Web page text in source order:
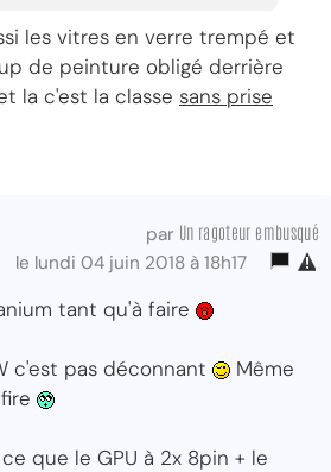
les vitres en verre trempé et
de peinture obligé derrière
la c'est la classe sans prise
par Un ragoteur embusqué
le lundi 04 juin 2018 à 18h17
tant qu'à faire
c'est pas déconnant
Même
que le GPU à 2x 8pin + le